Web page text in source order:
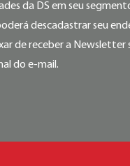
da DS em seu
descadastrar seu
de receber a Newsletter
do e-mail.